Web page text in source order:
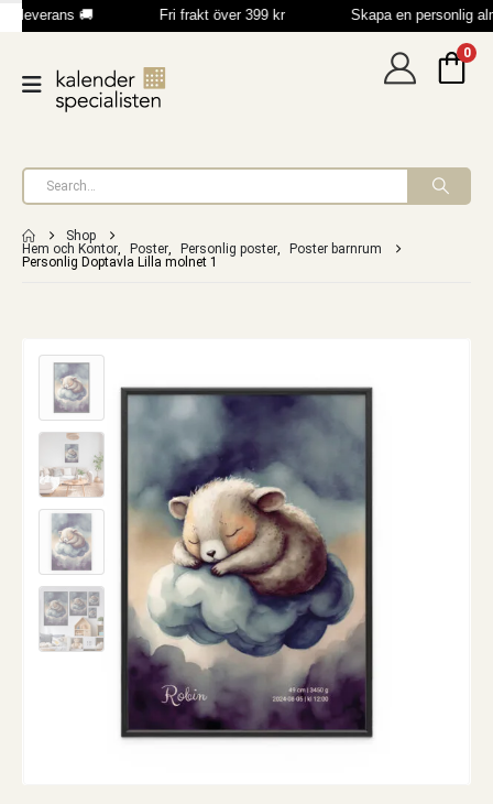
leverans 🚚 Fri frakt över 399 kr Skapa en personlig
0
Shop
Hem och Kontor, Poster, Personlig poster,
Poster barnrum
Personlig Doptavla Lilla molnet 1